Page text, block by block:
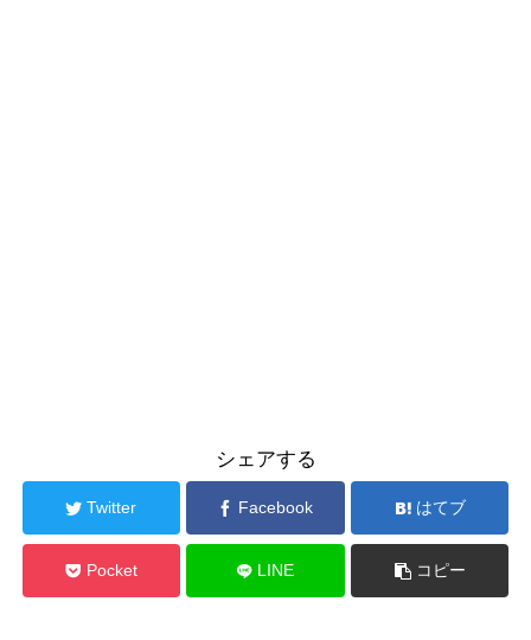
シェアする
Twitter Facebook はてブ
Pocket LINE コピー